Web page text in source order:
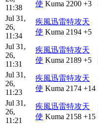
11:38
使 Kuma 2200 +3
Jul 31,
26,
11:34
疾風迅雷特攻天
使 Kuma 2194 +5
Jul 31,
26,
11:31
疾風迅雷特攻天
使 Kuma 2189 +5
Jul 31,
26,
11:23
疾風迅雷特攻天
使 Kuma 2174 +14
Jul 31,
26,
11:21
疾風迅雷特攻天
使 Kuma 2158 +15